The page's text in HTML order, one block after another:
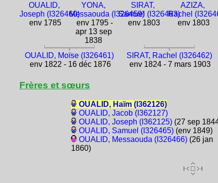
OUALID,
Joseph (I326460)
env 1785
YONA,
Messaouda (I326459)
env 1795 -
apr 13 sep
1838
SIRAT,
Samuel (I326463)
env 1803
AZIZA,
Rachel
env 1803
OUALID, Moïse (I326461)
env 1822 - 16 déc 1876
SIRAT, Rachel (I326462)
env 1824 - 7 mars 1903
Frères et sœurs
OUALID, Haïm (I362126)
OUALID, Jacob (I362127)
OUALID, Joseph (I362125)(27 sep
OUALID, Samuel (I326465)(env 1849)
OUALID, Messaouda (I326466)(26 jan
1860)